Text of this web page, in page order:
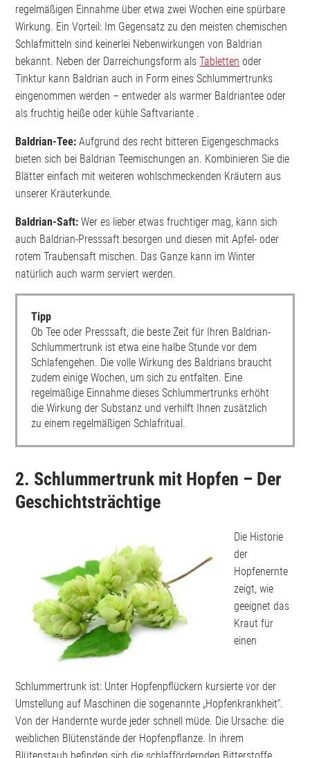
regelmäßigen Einnahme über etwa zwei Wochen eine spürbare
Wirkung. Ein Vorteil: Im Gegensatz zu den meisten chemischen
Schlafmitteln sind keinerlei Nebenwirkungen von Baldrian
bekannt. Neben der Darreichungsform alsTabletten oder
Tinktur kann Baldrian auch in Form eines Schlummertrunks
eingenommen werden – entweder als warmer Baldriantee oder
als fruchtig heiße oder kühle Saftvariante .
Baldrian-Tee: Aufgrund des recht bitteren Eigengeschmacks
bieten sich bei Baldrian Teemischungen an. Kombinieren Sie die
Blätter einfach mit weiteren wohlschmeckenden Kräutern aus
unserer Kräuterkunde.
Baldrian-Saft: Wer es lieber etwas fruchtiger mag, kann sich
auch Baldrian-Presssaft besorgen und diesen mit Apfel- oder
rotem Traubensaft mischen. Das Ganze kann im Winter
natürlich auch warm serviert werden.
Tipp
Ob Tee oder Presssaft, die beste Zeit für Ihren Baldrian-
Schlummertrunk ist etwa eine halbe Stunde vor dem
Schlafengehen. Die volle Wirkung des Baldrians braucht
zudem einige Wochen, um sich zu entfalten. Eine
regelmäßige Einnahme dieses Schlummertrunks erhöht
die Wirkung der Substanz und verhilft Ihnen zusätzlich
zu einem regelmäßigen Schlafritual.
2. Schlummertrunk mit Hopfen – Der
Geschichtsträchtige
Die Historie
der
Hopfenernte
zeigt, wie
geeignet das
Kraut für
einen
Schlummertrunk ist: Unter Hopfenpflückern kursierte vor der
Umstellung auf Maschinen die sogenannte „Hopfenkrankheit“.
Von der Handernte wurde jeder schnell müde. Die Ursache: die
weiblichen Blütenstände der Hopfenpflanze. In ihrem